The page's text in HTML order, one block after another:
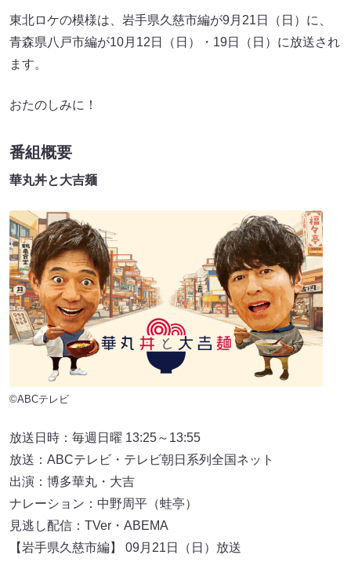
東北ロケの模様は、岩手県久慈市編が9月21日（日）に、
青森県八戸市編が10月12日（日）・19日（日）に放送され
ます。
おたのしみに！
番組概要
華丸丼と大吉麺
©ABCテレビ
放送日時：毎週日曜 13:25～13:55
放送：ABCテレビ・テレビ朝日系列全国ネット
出演：博多華丸・大吉
ナレーション：中野周平（蛙亭）
見逃し配信：TVer・ABEMA
【岩手県久慈市編】 09月21日（日）放送